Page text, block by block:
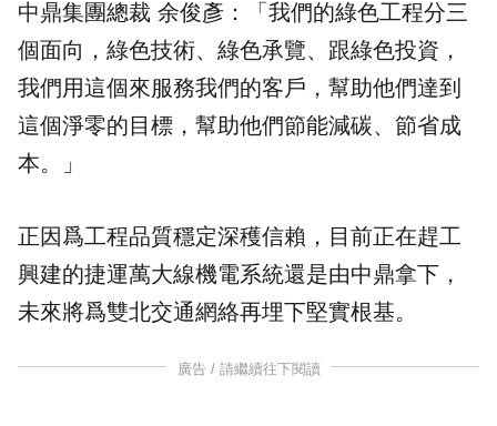
中鼎集團總裁 余俊彥：「我們的綠色工程分三
個面向，綠色技術、綠色承覽、跟綠色投資，
我們用這個來服務我們的客戶，幫助他們達到
這個淨零的目標，幫助他們節能減碳、節省成
本。」
正因爲工程品質穩定深穫信賴，目前正在趕工
興建的捷運萬大線機電系統還是由中鼎拿下，
未來將爲雙北交通網絡再埋下堅實根基。
廣告 / 請繼續往下閱讀